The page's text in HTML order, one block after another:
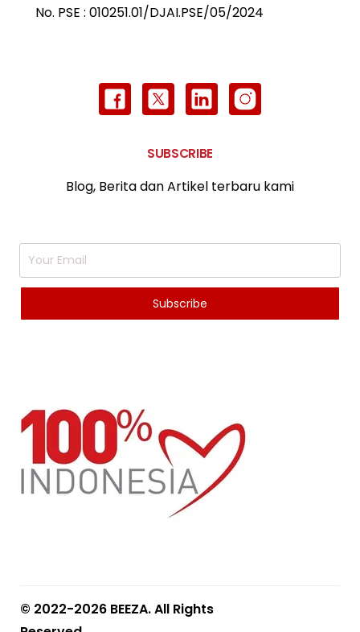
No. PSE : 010251.01/DJAI.PSE/05/2024
SUBSCRIBE
Blog, Berita dan Artikel terbaru kami
© 2022-2026 BEEZA. All Rights